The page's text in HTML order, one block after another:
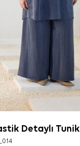
Detaylı Tunik